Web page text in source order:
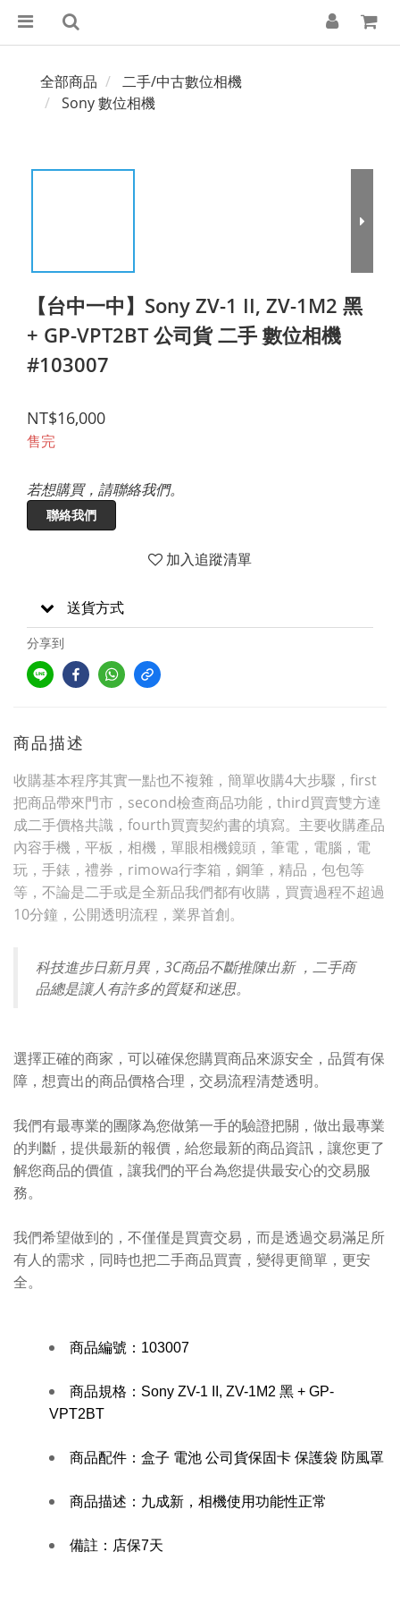
全部商品
二手/中古數位相機
Sony 數位相機
【台中一中】Sony ZV-1 II, ZV-1M2 黑
+ GP-VPT2BT 公司貨 二手 數位相機
#103007
NT$16,000
售完
若想購買，請聯絡我們。
聯絡我們
加入追蹤清單
送貨方式
分享到
商品描述
收購基本程序其實一點也不複雜，簡單收購4大步驟，first
把商品帶來門市，second檢查商品功能，third買賣雙方達
成二手價格共識，fourth買賣契約書的填寫。主要收購產品
內容手機，平板，相機，單眼相機鏡頭，筆電，電腦，電
玩，手錶，禮券，rimowa行李箱，鋼筆，精品，包包等
等，不論是二手或是全新品我們都有收購，買賣過程不超過
10分鐘，公開透明流程，業界首創。
科技進步日新月異，3C商品不斷推陳出新 ，二手商
品總是讓人有許多的質疑和迷思。
選擇正確的商家，可以確保您購買商品來源安全，品質有保
障，想賣出的商品價格合理，交易流程清楚透明。
我們有最專業的團隊為您做第一手的驗證把關，做出最專業
的判斷，提供最新的報價，給您最新的商品資訊，讓您更了
解您商品的價值，讓我們的平台為您提供最安心的交易服
務。
我們希望做到的，不僅僅是買賣交易，而是透過交易滿足所
有人的需求，同時也把二手商品買賣，變得更簡單，更安
全。
商品編號： 103007
商品規格： Sony ZV-1 II, ZV-1M2 黑 + GP-
VPT2BT
商品配件： 盒子 電池 公司貨保固卡 保護袋 防風罩
商品描述： 九成新，相機使用功能性正常
備註： 店保7天